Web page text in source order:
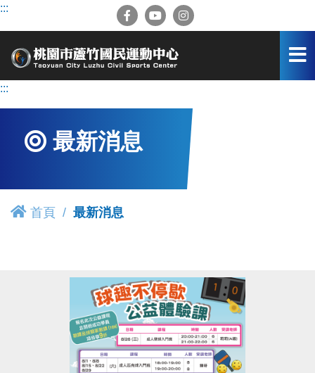
跳
容
:::
:::
最新消息
首頁 最新消息